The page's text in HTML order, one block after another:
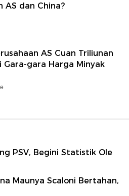
AS dan China?
AS Cuan Triliunan
Gara-gara Harga Minyak
PSV, Begini Statistik Ole
Maunya Scaloni Bertahan,